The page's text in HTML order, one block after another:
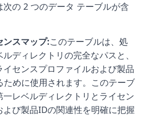
の 2 つのデータ テーブルが含
ンスマップ:このテーブルは、処
ディレクトリの完全なパスと、
センスプロファイルおよび製品
めに使用されます。このテーブ
レベルディレクトリとライセン
よび製品IDの関連性を明確に把握